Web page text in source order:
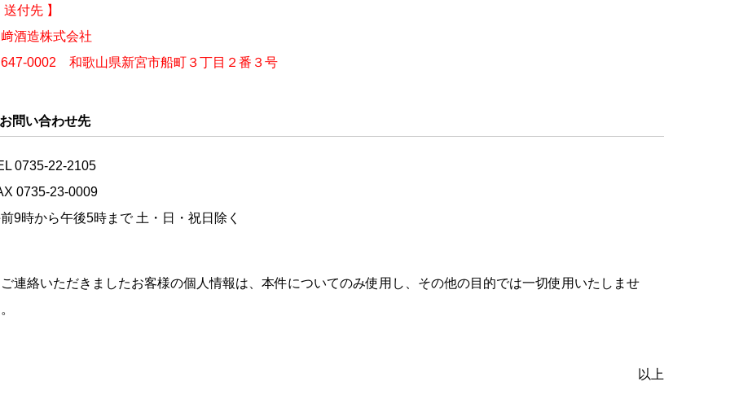
送付先 】
酒造株式会社
0002 和歌山県新宮市船町３丁目２番３号
問い合わせ先
0735-22-2105
0735-23-0009
9時から午後5時まで 土・日・祝日除く
連絡いただきましたお客様の個人情報は、本件についてのみ使用し、その他の目的では一切使用いたしませ
以上